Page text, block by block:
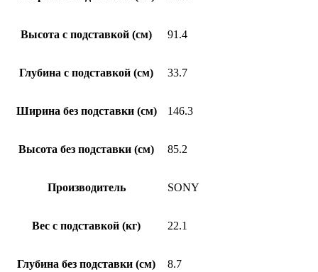
Высота с подставкой (см) 91.4
Глубина с подставкой (см) 33.7
Ширина без подставки (см) 146.3
Высота без подставки (см) 85.2
Производитель SONY
Вес с подставкой (кг) 22.1
Глубина без подставки (см) 8.7